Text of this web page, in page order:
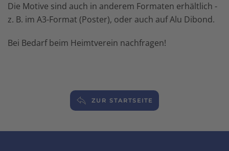
Die Motive sind auch in anderem Formaten erhältlich -
z. B. im A3-Format (Poster), oder auch auf Alu Dibond.
Bei Bedarf beim Heimtverein nachfragen!
ZUR STARTSEITE